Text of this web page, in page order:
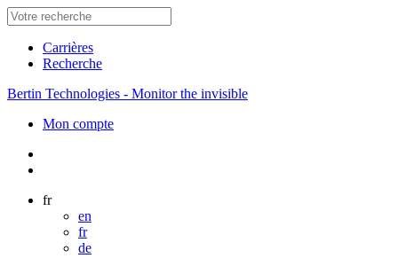
Carrières
Recherche
Bertin Technologies - Monitor the invisible
Mon compte
fr
en
fr
de